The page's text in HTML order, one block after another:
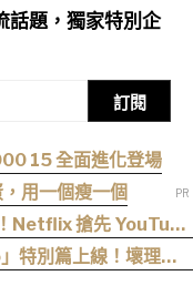
話題，獨家特別企
訂閱
15 全面進化登場
用一個瘦一個
Netflix 搶先 YouTube
特別篇上線！壞理版